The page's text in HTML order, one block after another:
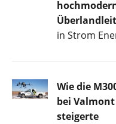
in Strom
Wie die
bei
steigerte